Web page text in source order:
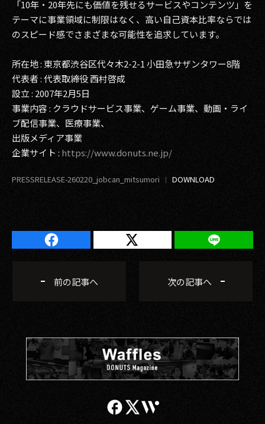
「10年・20年先にも価値を残せるサービスやコンテンツ」を
テーマに事業領域に制限はなく、高い自己資本比率ならでは
のスピード感でさまざまな可能性を追求しています。
所在地 : 東京都渋谷区代々木2-2-1 小田急サザンタワー8階
代表者 : 代表取締役 西村啓成
設立 : 2007年2月5日
事業内容 : クラウドサービス事業、ゲーム事業、動画・ライ
ブ配信事業、医療事業、
出版メディア事業
企業サイト : https://www.donuts.ne.jp/
PRESSRELEASE-260220_jobcan_mitsumori
前の記事へ 次の記事へ